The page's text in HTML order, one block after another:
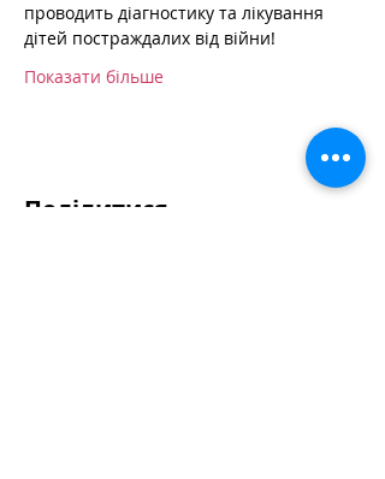
проводить діагностику та лікування
дітей постраждалих від війни!
Показати більше
Поділитися